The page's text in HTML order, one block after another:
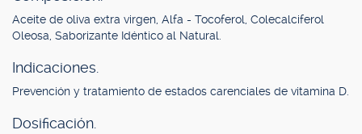
Aceite de oliva extra virgen, Alfa - Tocoferol, Colecalciferol
Oleosa, Saborizante Idéntico al Natural.
Indicaciones.
Prevención y tratamiento de estados carenciales de vitamina D.
Dosificación.